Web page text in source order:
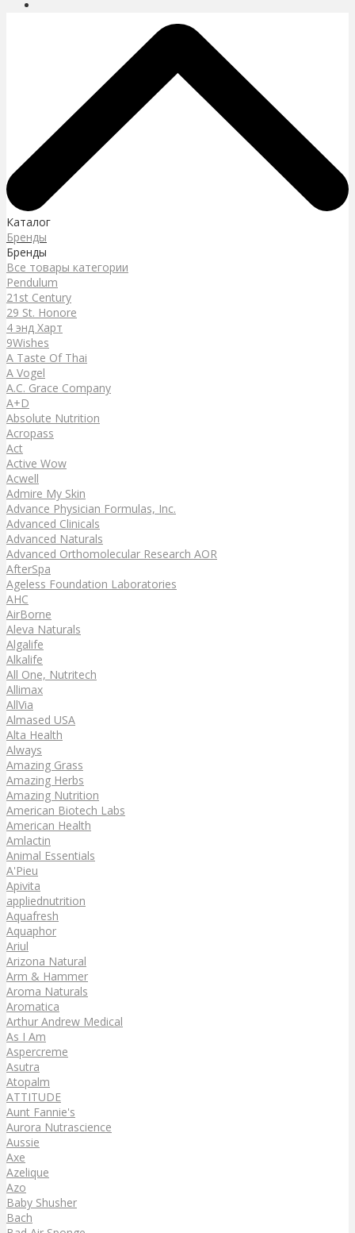
Каталог
Бренды
Бренды
Все товары категории
Pendulum
21st Century
29 St. Honore
4 энд Харт
9Wishes
A Taste Of Thai
A Vogel
A.C. Grace Company
A+D
Absolute Nutrition
Acropass
Act
Active Wow
Acwell
Admire My Skin
Advance Physician Formulas, Inc.
Advanced Clinicals
Advanced Naturals
Advanced Orthomolecular Research AOR
AfterSpa
Ageless Foundation Laboratories
AHC
AirBorne
Aleva Naturals
Algalife
Alkalife
All One, Nutritech
Allimax
AllVia
Almased USA
Alta Health
Always
Amazing Grass
Amazing Herbs
Amazing Nutrition
American Biotech Labs
American Health
Amlactin
Animal Essentials
A'Pieu
Apivita
appliednutrition
Aquafresh
Aquaphor
Ariul
Arizona Natural
Arm & Hammer
Aroma Naturals
Aromatica
Arthur Andrew Medical
As I Am
Aspercreme
Asutra
Atopalm
ATTITUDE
Aunt Fannie's
Aurora Nutrascience
Aussie
Axe
Azelique
Azo
Baby Shusher
Bach